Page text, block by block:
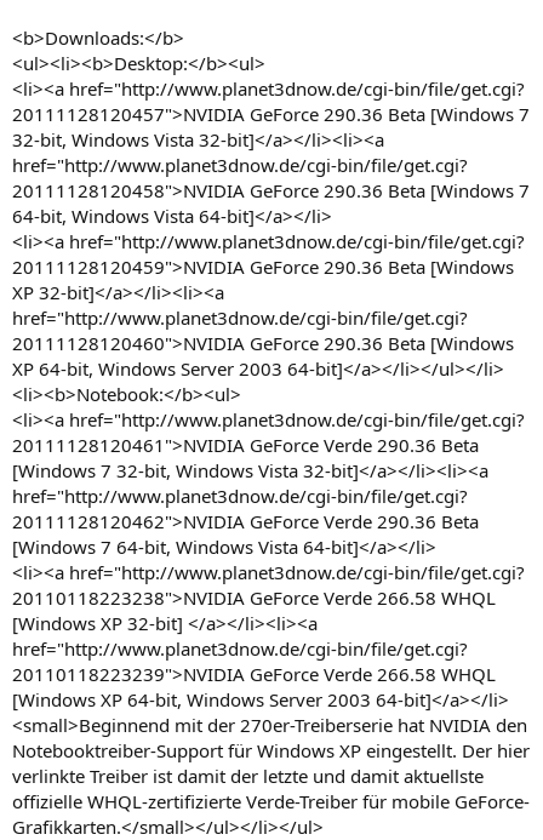
<b>Downloads:</b>
<ul><li><b>Desktop:</b><ul>
<li><a href="http://www.planet3dnow.de/cgi-bin/file/get.cgi?
20111128120457">NVIDIA GeForce 290.36 Beta [Windows 7
32-bit, Windows Vista 32-bit]</a></li><li><a
href="http://www.planet3dnow.de/cgi-bin/file/get.cgi?
20111128120458">NVIDIA GeForce 290.36 Beta [Windows 7
64-bit, Windows Vista 64-bit]</a></li>
<li><a href="http://www.planet3dnow.de/cgi-bin/file/get.cgi?
20111128120459">NVIDIA GeForce 290.36 Beta [Windows
XP 32-bit]</a></li><li><a
href="http://www.planet3dnow.de/cgi-bin/file/get.cgi?
20111128120460">NVIDIA GeForce 290.36 Beta [Windows
XP 64-bit, Windows Server 2003 64-bit]</a></li></ul></li>
<li><b>Notebook:</b><ul>
<li><a href="http://www.planet3dnow.de/cgi-bin/file/get.cgi?
20111128120461">NVIDIA GeForce Verde 290.36 Beta
[Windows 7 32-bit, Windows Vista 32-bit]</a></li><li><a
href="http://www.planet3dnow.de/cgi-bin/file/get.cgi?
20111128120462">NVIDIA GeForce Verde 290.36 Beta
[Windows 7 64-bit, Windows Vista 64-bit]</a></li>
<li><a href="http://www.planet3dnow.de/cgi-bin/file/get.cgi?
20110118223238">NVIDIA GeForce Verde 266.58 WHQL
[Windows XP 32-bit] </a></li><li><a
href="http://www.planet3dnow.de/cgi-bin/file/get.cgi?
20110118223239">NVIDIA GeForce Verde 266.58 WHQL
[Windows XP 64-bit, Windows Server 2003 64-bit]</a></li>
<small>Beginnend mit der 270er-Treiberserie hat NVIDIA den
Notebooktreiber-Support für Windows XP eingestellt. Der hier
verlinkte Treiber ist damit der letzte und damit aktuellste
offizielle WHQL-zertifizierte Verde-Treiber für mobile GeForce-
Grafikkarten.</small></ul></li></ul>